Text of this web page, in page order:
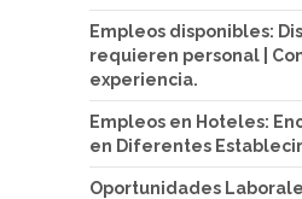
Empleos disponibles:
requieren personal |
experiencia.
Empleos en Hoteles:
en Diferentes
Oportunidades